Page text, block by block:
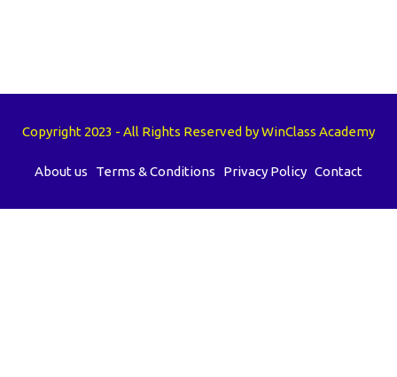
Copyright 2023 - All Rights Reserved by WinClass Academy
About us Terms & Conditions Privacy Policy Contact